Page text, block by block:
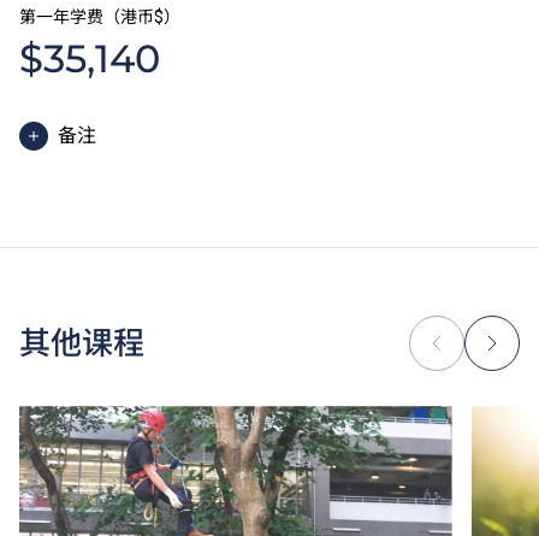
第一年学费（港币$）
$35,140
备注
除学费外，学生须缴交其他费用如保证金及学生会年
为增强对学生的学习支援，学院或会要求部分学生修读
衔接单元／增润课程；或需参加额外培训／实习／公开
学费水平会每年检讨。课程第二年学费水平会因应通胀
及有关因素作调整。
以上资料只适用于本地学生。
其他课程